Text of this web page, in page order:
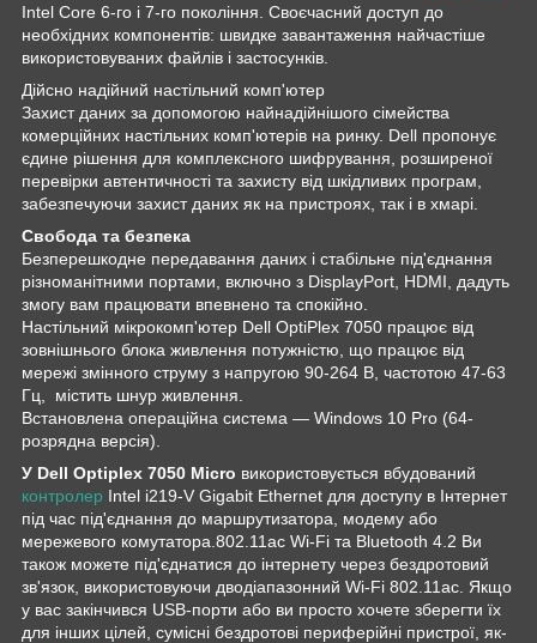
Intel Core 6-го і 7-го покоління. Своєчасний доступ до
необхідних компонентів: швидке завантаження найчастіше
використовуваних файлів і застосунків.
Дійсно надійний настільний комп'ютер
Захист даних за допомогою найнадійнішого сімейства
комерційних настільних комп'ютерів на ринку. Dell пропонує
єдине рішення для комплексного шифрування, розширеної
перевірки автентичності та захисту від шкідливих програм,
забезпечуючи захист даних як на пристроях, так і в хмарі.
Свобода та безпека
Безперешкодне передавання даних і стабільне під'єднання
різноманітними портами, включно з DisplayPort, HDMI, дадуть
змогу вам працювати впевнено та спокійно.
Настільний мікрокомп'ютер Dell OptiPlex 7050 працює від
зовнішнього блока живлення потужністю, що працює від
мережі змінного струму з напругою 90-264 В, частотою 47-63
Гц, містить шнур живлення.
Встановлена операційна система — Windows 10 Pro (64-
розрядна версія).
У Dell Optiplex 7050 Micro використовується вбудований
контролер Intel i219-V Gigabit Ethernet для доступу в Інтернет
під час під'єднання до маршрутизатора, модему або
мережевого комутатора.802.11ac Wi-Fi та Bluetooth 4.2 Ви
також можете під'єднатися до інтернету через бездротовий
зв'язок, використовуючи дводіапазонний Wi-Fi 802.11ac. Якщо
у вас закінчився USB-порти або ви просто хочете зберегти їх
для інших цілей, сумісні бездротові периферійні пристрої, як-